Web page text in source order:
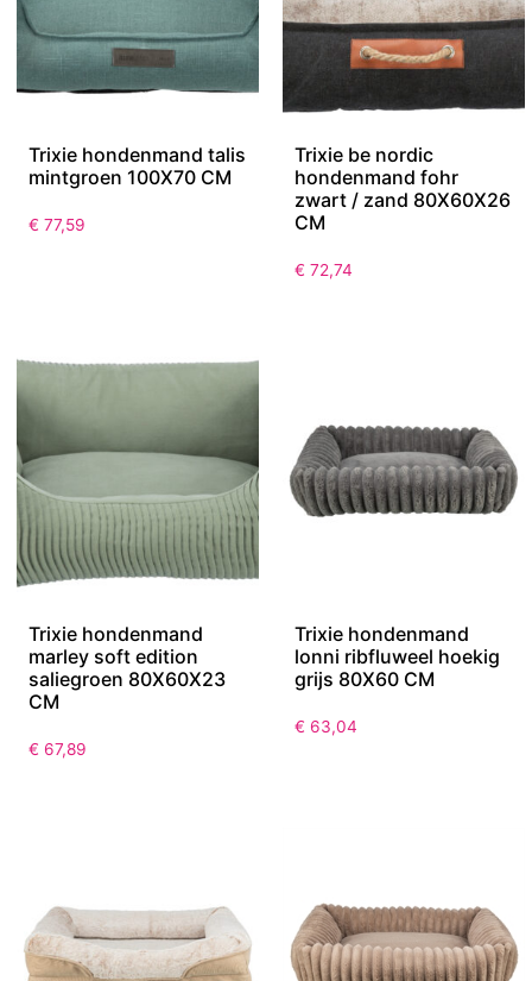
Trixie hondenmand talis
mintgroen 100X70 CM
€ 77,59
Trixie be nordic
hondenmand fohr
zwart / zand 80X60X26
CM
€ 72,74
Trixie hondenmand
marley soft edition
saliegroen 80X60X23
CM
€ 67,89
Trixie hondenmand
lonni ribfluweel hoekig
grijs 80X60 CM
€ 63,04